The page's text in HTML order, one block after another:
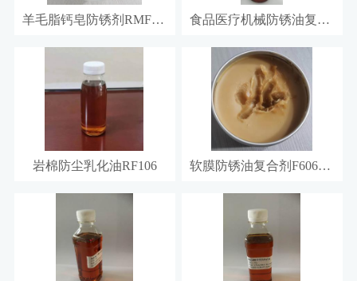
羊毛脂钙皂防锈剂RMF606 食品医疗机械防锈油复合剂F60
岩棉防尘乳化油RF106 软膜防锈油复合剂F606-1C